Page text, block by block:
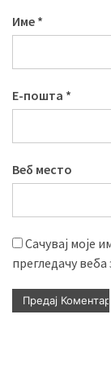
Име *
Е-пошта *
Веб место
Сачувај моје
прегледачу